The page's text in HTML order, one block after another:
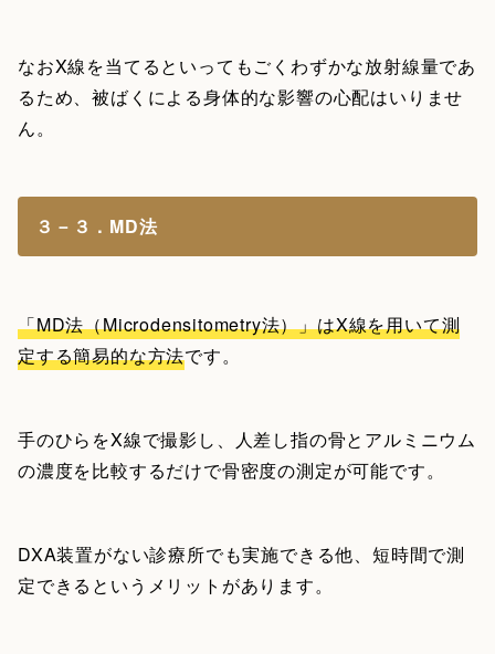
なおX線を当てるといってもごくわずかな放射線量であ
るため、被ばくによる身体的な影響の心配はいりませ
ん。
３－３．MD法
「MD法（Microdensitometry法）」はX線を用いて測
定する簡易的な方法です。
手のひらをX線で撮影し、人差し指の骨とアルミニウム
の濃度を比較するだけで骨密度の測定が可能です。
DXA装置がない診療所でも実施できる他、短時間で測
定できるというメリットがあります。